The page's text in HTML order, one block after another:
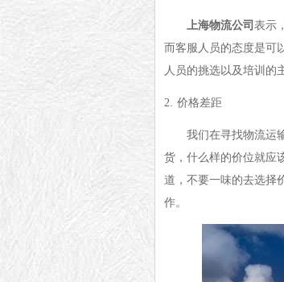
上海物流公司 表示
而客服人员的态度是可
人员的挑选以及培训的
2. 价格差距
我们在寻找物流运
货，什么样的价位就应
道，不要一味的去选择
作。